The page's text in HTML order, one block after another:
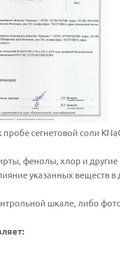
сегнетовой соли
фенолы, хлор и другие
указанных веществ
шкале, либо